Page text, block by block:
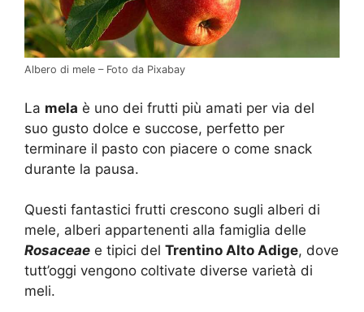
Albero di mele – Foto da Pixabay
La mela è uno dei frutti più amati per via del
suo gusto dolce e succose, perfetto per
terminare il pasto con piacere o come snack
durante la pausa.
Questi fantastici frutti crescono sugli alberi di
mele, alberi appartenenti alla famiglia delle
Rosaceae e tipici del Trentino Alto Adige, dove
tutt’oggi vengono coltivate diverse varietà di
meli.